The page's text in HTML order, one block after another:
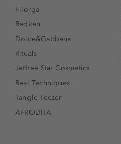
Filorga
Redken
Dolce&Gabbana
Rituals
Jeffree Star Cosmetics
Real Techniques
Tangle Teezer
AFRODITA